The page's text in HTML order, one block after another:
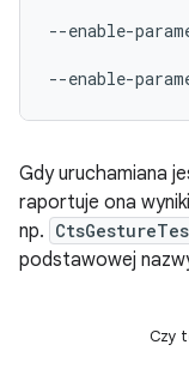
--enable-
--enable-
Gdy uruchamiana
raportuje ona
np.
podstawowej
Czy